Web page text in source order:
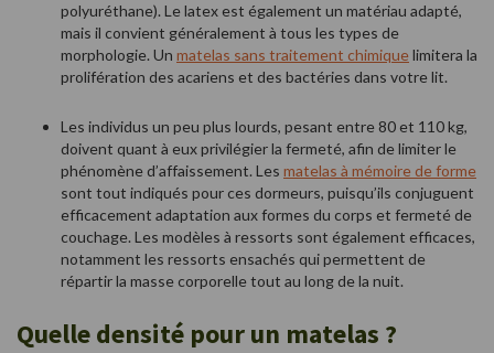
polyuréthane). Le latex est également un matériau adapté,
mais il convient généralement à tous les types de
morphologie. Un matelas sans traitement chimiquelimitera la
prolifération des acariens et des bactéries dans votre lit.
Les individus un peu plus lourds, pesant entre 80 et 110 kg,
doivent quant à eux privilégier la fermeté, afin de limiter le
phénomène d’affaissement. Les matelas à mémoire de forme
sont tout indiqués pour ces dormeurs, puisqu’ils conjuguent
efficacement adaptation aux formes du corps et fermeté de
couchage. Les modèles à ressorts sont également efficaces,
notamment les ressorts ensachés qui permettent de
répartir la masse corporelle tout au long de la nuit.
Quelle densité pour un matelas ?